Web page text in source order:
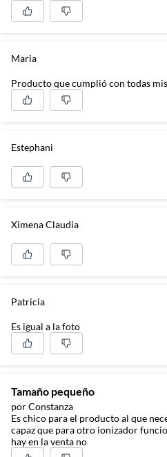
Maria
Producto que cumplió con todas
Estephani
Ximena Claudia
Patricia
Es igual a la foto
Tamaño pequeño
por Constanza
Es chico para el producto al que
capaz que para otro ionizador
hay en la venta no